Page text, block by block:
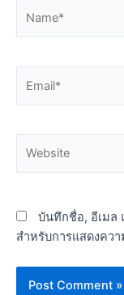
บันทึกชื่อ, อีเมล
สำหรับการแสดงคว